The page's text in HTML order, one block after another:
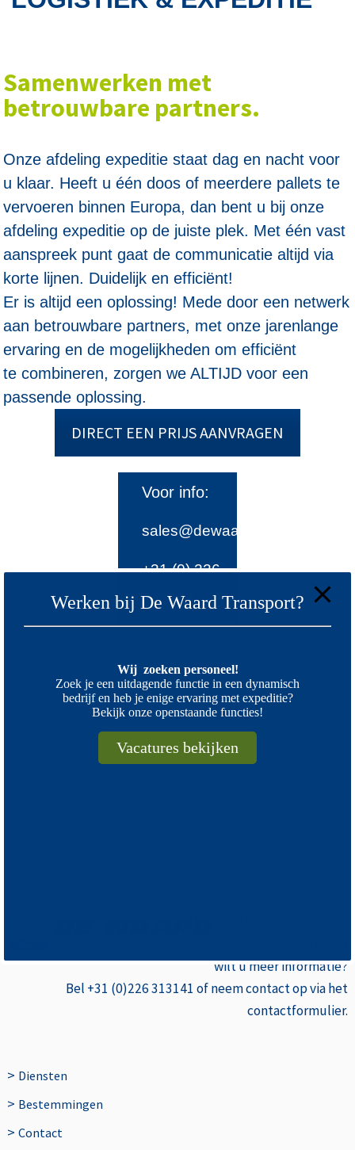
Samenwerken met
betrouwbare partners.
Onze afdeling expeditie staat dag en nacht voor
u klaar. Heeft u één doos of meerdere pallets te
vervoeren binnen Europa, dan bent u bij onze
afdeling expeditie op de juiste plek. Met één vast
aanspreek punt gaat de communicatie altijd via
korte lijnen. Duidelijk en efficiënt!
Er is altijd een oplossing! Mede door een netwerk
aan betrouwbare partners, met onze jarenlange
ervaring en de mogelijkheden om efficiënt
te combineren, zorgen we ALTIJD voor een
passende oplossing.
DIRECT EEN PRIJS AANVRAGEN
Voor info:
sales@dewaardtransport.nl
+31 (0) 226
313141
Er is altijd een oplossing!
Transport Frankrijk Transport Italië Transport België
wilt u meer informatie?
Bel +31 (0)226 313141 of neem contact op via het
contactformulier.
> Diensten
> Bestemmingen
> Contact
Werken bij De Waard Transport?
Wij zoeken personeel!
Zoek je een uitdagende functie in een dynamisch
bedrijf en heb je enige ervaring met expeditie?
Bekijk onze openstaande functies!
Vacatures bekijken